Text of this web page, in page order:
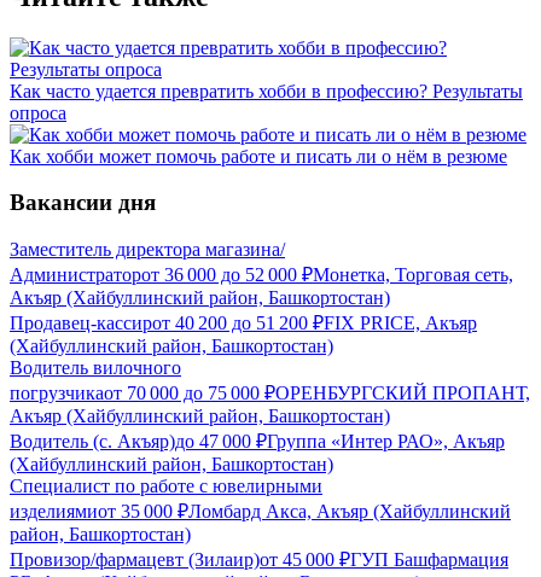
Как часто удается превратить хобби в профессию? Результаты
опроса
Как хобби может помочь работе и писать ли о нём в резюме
Вакансии дня
Заместитель директора магазина/
Администраторот 36 000 до 52 000 ₽Монетка, Торговая сеть,
Акъяр (Хайбуллинский район, Башкортостан)
Продавец-кассирот 40 200 до 51 200 ₽FIX PRICE, Акъяр
(Хайбуллинский район, Башкортостан)
Водитель вилочного
погрузчикаот 70 000 до 75 000 ₽ОРЕНБУРГСКИЙ ПРОПАНТ,
Акъяр (Хайбуллинский район, Башкортостан)
Водитель (с. Акъяр)до 47 000 ₽Группа «Интер РАО», Акъяр
(Хайбуллинский район, Башкортостан)
Специалист по работе с ювелирными
изделиямиот 35 000 ₽Ломбард Акса, Акъяр (Хайбуллинский
район, Башкортостан)
Провизор/фармацевт (Зилаир)от 45 000 ₽ГУП Башфармация